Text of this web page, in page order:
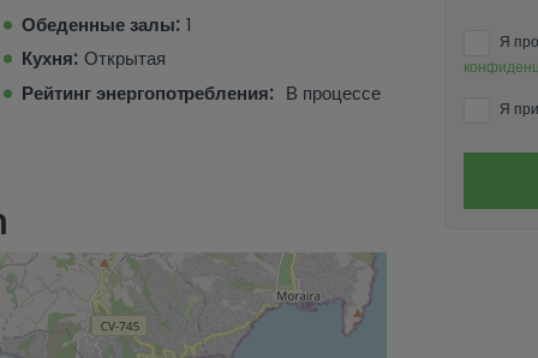
Обеденные залы: 1
Кухня: Открытая
Рейтинг энергопотребления: В процессе
Я
Я